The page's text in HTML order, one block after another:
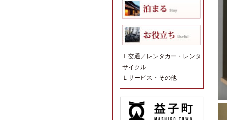
Ｌ 交通／レンタカー・レンタ
サイクル
Ｌ サービス・その他